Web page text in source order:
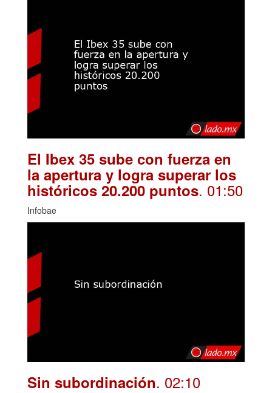
El Ibex 35 sube con fuerza en
la apertura y logra superar los
históricos 20.200 puntos. 01:50
Infobae
Sin subordinación. 02:10